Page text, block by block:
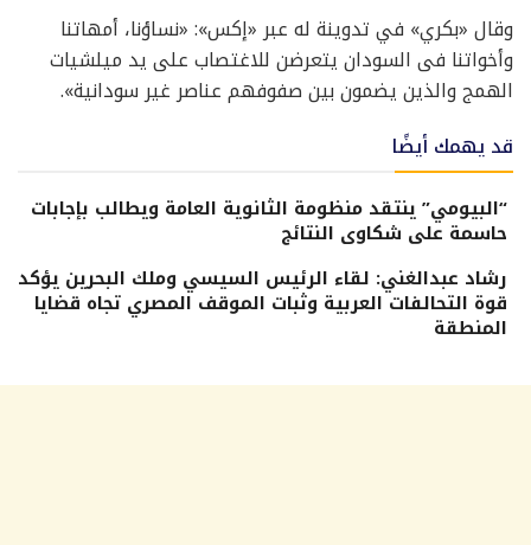
وقال «بكري» في تدوينة له عبر «إكس»: «نساؤنا، أمهاتنا
وأخواتنا فى السودان يتعرضن للاغتصاب على يد ميلشيات
الهمج والذين يضمون بين صفوفهم عناصر غير سودانية».
قد يهمك أيضًا
“البيومي” ينتقد منظومة الثانوية العامة ويطالب بإجابات
حاسمة على شكاوى النتائج
رشاد عبدالغني: لقاء الرئيس السيسي وملك البحرين يؤكد
قوة التحالفات العربية وثبات الموقف المصري تجاه قضايا
المنطقة